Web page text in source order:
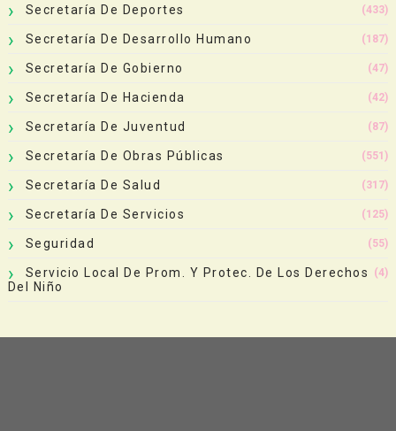
Secretaría De Deportes (433)
Secretaría De Desarrollo Humano (187)
Secretaría De Gobierno (47)
Secretaría De Hacienda (42)
Secretaría De Juventud (87)
Secretaría De Obras Públicas (551)
Secretaría De Salud (317)
Secretaría De Servicios (125)
Seguridad (55)
Servicio Local De Prom. Y Protec. De Los Derechos
Del Niño
(4)